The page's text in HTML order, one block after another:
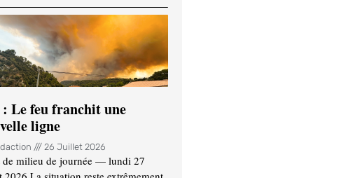
Le feu franchit une
ligne
26 Juillet 2026
de milieu de journée — lundi 27